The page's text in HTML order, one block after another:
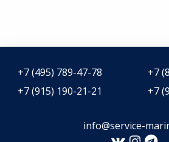
+7 (495) 789-47-78
+7
+7 (915) 190-21-21
+7
info@service-